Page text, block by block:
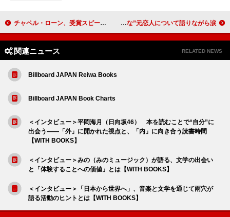
チャペル・ローン、受賞スピーチで“お金を持っている人は誰であれ、手放す義務がある”と発言 BLACKPINKロゼ、現在の恋愛状況と“有害な”元恋人について語りながら涙
関連ニュース RELATED NEWS
Billboard JAPAN Reiwa Books
Billboard JAPAN Book Charts
＜インタビュー＞平岡海月（日向坂46） 本を読むことで“自分”に
出会う――「外」に開かれた視点と、「内」に向き合う読書時間
【WITH BOOKS】
＜インタビュー＞みの（みのミュージック）が語る、文学の出会い
と「体験することへの価値」とは【WITH BOOKS】
＜インタビュー＞「日本から世界へ」、音楽と文学を通じて雨穴が
語る活動のヒントとは【WITH BOOKS】